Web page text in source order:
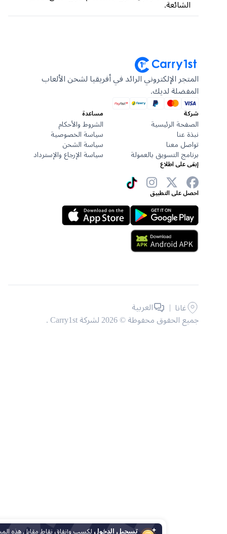
تسجيل الدخول لكسب وإنفاق نقاط مقابل هذه المشتريات
الشائعة.
المتجر الإلكتروني الرائد في أفريقيا لشحن الألعاب
المفضلة لديك.
الصفحة الرئيسية
نبذة عنا
تواصل معنا
برنامج التسويق بالعمولة
مساعدة
الشروط والأحكام
سياسة الخصوصية
سياسة الشحن
سياسة الإرجاع والإسترداد
إبقى على اطلاع
احصل على التطبيق
جميع الحقوق محفوظة © 2026 لشركة Carry1st .
غانا | العربية